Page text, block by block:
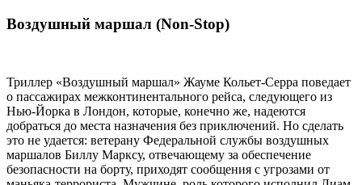
Воздушный маршал (Non-Stop)
Триллер «Воздушный маршал» Жауме Кольет-Серра поведает
о пассажирах межконтинентального рейса, следующего из
Нью-Йорка в Лондон, которые, конечно же, надеются
добраться до места назначения без приключений. Но сделать
это не удается: ветерану Федеральной службы воздушных
маршалов Биллу Марксу, отвечающему за обеспечение
безопасности на борту, приходят сообщения с угрозами от